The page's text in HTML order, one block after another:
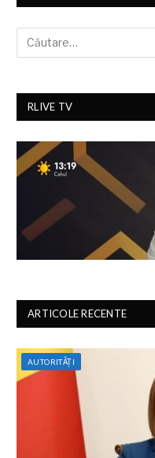
RLIVE TV
ARTICOLE RECENTE
AUTORITĂȚI